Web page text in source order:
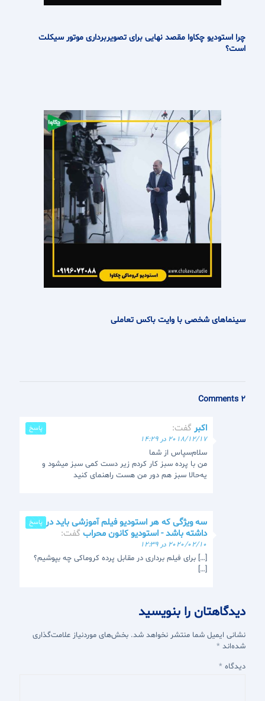
چرا استودیو چکاوا مقصد نهایی برای تصویربرداری موتور سیکلت
است؟
سینماهای شخصی با وایت باکس تعاملی
2 Comments
اکبر گفت:
2018/12/17 در 14:29
سلام‌سپاس از شما
من با پرده سبز کار کردم زیر دست کمی سبز میشود و
یه‌حالا سبز هم دور من هست راهنمای کنید
پاسخ
سه ویژگی که هر استودیو فیلم آموزشی باید در خود
داشته باشد - استودیو کانون محراب گفت:
2020/02/10 در 12:39
[…] برای فیلم‌ برداری در مقابل پرده کروماکی چه بپوشیم؟
[…]
پاسخ
دیدگاهتان را بنویسید
نشانی ایمیل شما منتشر نخواهد شد. بخش‌های موردنیاز علامت‌گذاری
شده‌اند *
دیدگاه *